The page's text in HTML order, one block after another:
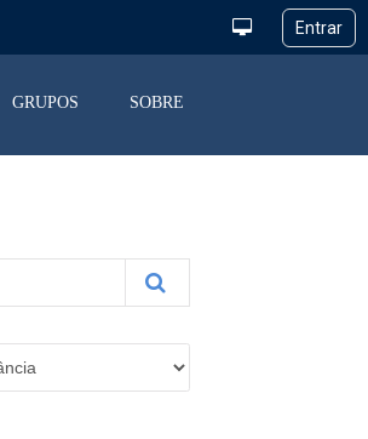
GRUPOS SOBRE